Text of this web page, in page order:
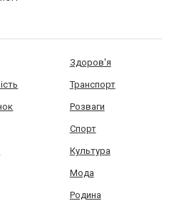
Здоров'я
Транспорт
Розваги
Спорт
Культура
Мода
Родина